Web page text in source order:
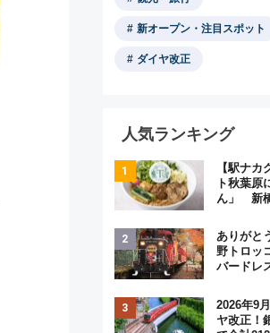
新オープン・注目スポット
ダイヤ改正
人気ランキング
【駅ナ
ト秋葉原
ん」 新
オムライ
まご」新
【2026年
ありがと
野トロッ
バードレ
原トシヒ
日「京都
ー」開催
2026年9
ヤ改正！